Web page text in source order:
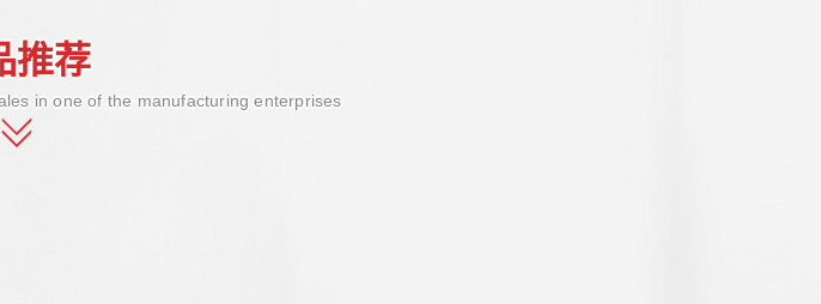
推荐
in one of the manufacturing enterprises